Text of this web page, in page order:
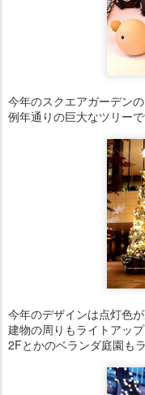
今年のスクエアガーデン
例年通りの巨大なツリーで
今年のデザインは点灯色
建物の周りもライトアップ
2Fとかのベランダ庭園も